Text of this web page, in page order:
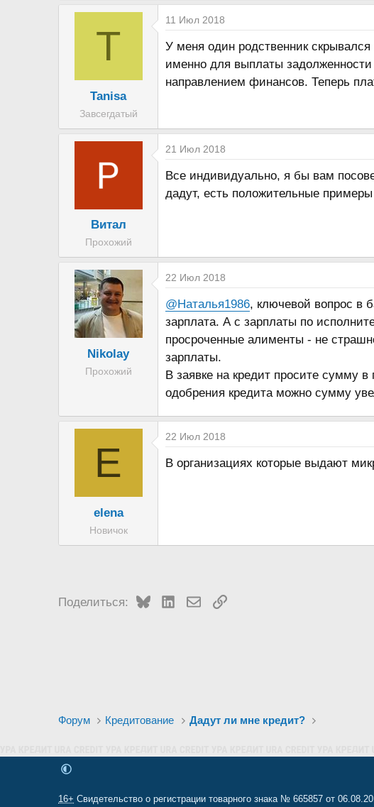
T
Tanisa
Завсегдатый
11 Июл 2018
У меня один родственник
именно для выплаты
направлением финансов. Теперь
Витал
Прохожий
21 Июл 2018
Все индивидуально, я бы вам
дадут, есть положительные примеры
Nikolay
Прохожий
22 Июл 2018
@Наталья1986, ключевой вопрос в
зарплата. А с зарплаты по
просроченные алименты - не
зарплаты.
В заявке на кредит просите сумму
одобрения кредита можно сумму
E
elena
Новичок
22 Июл 2018
В организациях которые выдают
Поделиться: BlueskyLinkedInЭлектронная почта
Ссылка
Форум Кредитование Дадут ли мне кредит?
16+ Свидетельство о регистрации товарного знака № 665857 от